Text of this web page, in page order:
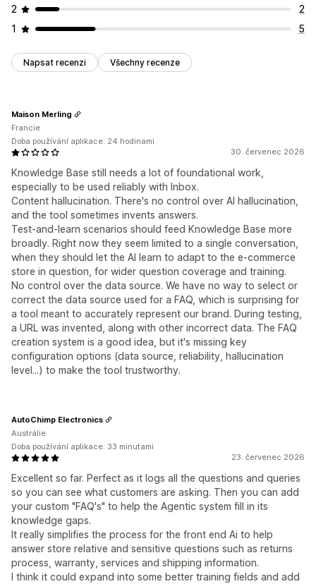
2
2
1
5
Napsat recenzi Všechny recenze
30. červenec 2026
Knowledge Base still needs a lot of foundational work,
especially to be used reliably with Inbox.
Content hallucination. There's no control over AI hallucination,
and the tool sometimes invents answers.
Test-and-learn scenarios should feed Knowledge Base more
broadly. Right now they seem limited to a single conversation,
when they should let the AI learn to adapt to the e-commerce
store in question, for wider question coverage and training.
No control over the data source. We have no way to select or
correct the data source used for a FAQ, which is surprising for
a tool meant to accurately represent our brand. During testing,
a URL was invented, along with other incorrect data. The FAQ
creation system is a good idea, but it's missing key
configuration options (data source, reliability, hallucination
level...) to make the tool trustworthy.
Maison Merling
Francie
Doba používání aplikace: 24 hodinami
23. červenec 2026
Excellent so far. Perfect as it logs all the questions and queries
so you can see what customers are asking. Then you can add
your custom "FAQ's" to help the Agentic system fill in its
knowledge gaps.
It really simplifies the process for the front end Ai to help
answer store relative and sensitive questions such as returns
process, warranty, services and shipping information.
I think it could expand into some better training fields and add
AutoChimp Electronics
Austrálie
Doba používání aplikace: 33 minutami